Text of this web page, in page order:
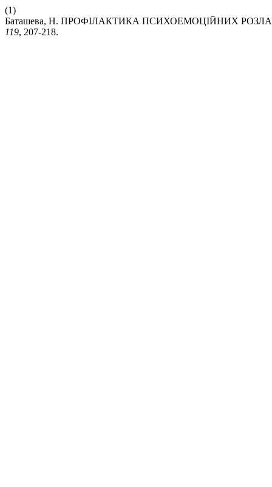
(1)
Баташева, Н. ПРОФІЛАКТИКА ПСИХОЕМОЦІЙНИХ
119, 207-218.